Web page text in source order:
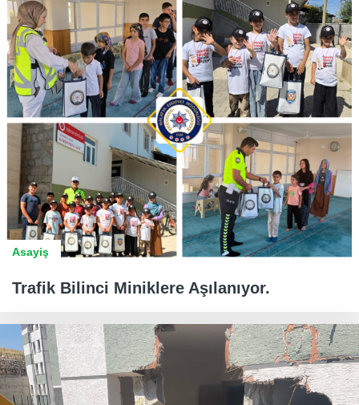
Asayiş
Trafik Bilinci Miniklere Aşılanıyor.